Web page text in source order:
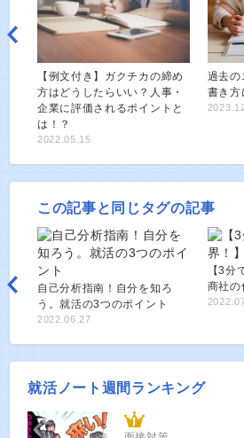
【例文付き】ガクチカの締め
方はどうしたらいい？人事・
企業に評価されるポイントと
は！？
2022.05.15
過去の
書き方
この記事と同じタグの記事
自己分析指南！自分を知ろ
う。就活の3つのポイント
2022.06.27
【3分
商社の
就活ノート週間ランキング